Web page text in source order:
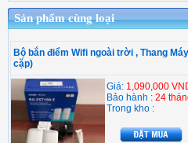
Sản phẩm cùng loại
Bộ bắn điểm Wifi ngoài trời , Thang
cặp)
Giá: 1,090,000
Bảo hành : 24
Trong kho :